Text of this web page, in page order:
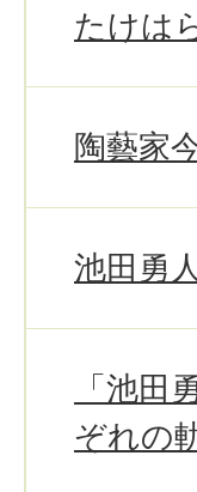
たけは
陶藝家
池田勇
「池
ぞれの